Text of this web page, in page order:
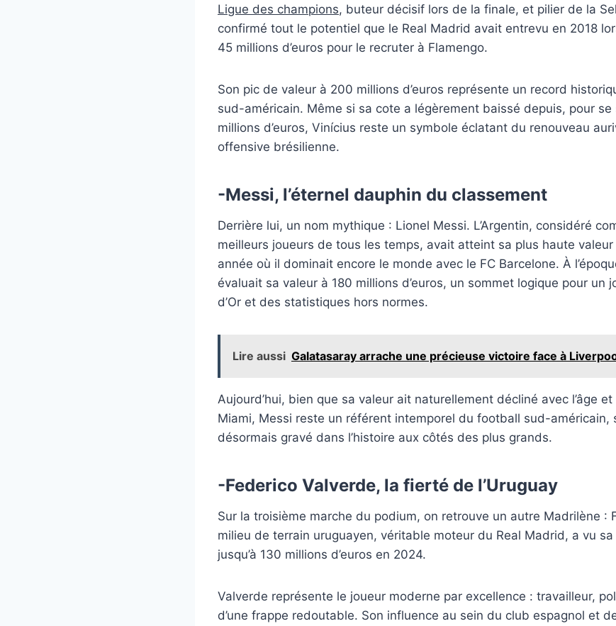
Ligue des champions, buteur décisif lors de la finale, et pilier de la
confirmé tout le potentiel que le Real Madrid avait entrevu en 2018
45 millions d’euros pour le recruter à Flamengo.
Son pic de valeur à 200 millions d’euros représente un record
sud-américain. Même si sa cote a légèrement baissé depuis, pour se
millions d’euros, Vinícius reste un symbole éclatant du renouveau
offensive brésilienne.
-Messi, l’éternel dauphin du classement
Derrière lui, un nom mythique : Lionel Messi. L’Argentin, considéré
meilleurs joueurs de tous les temps, avait atteint sa plus haute
année où il dominait encore le monde avec le FC Barcelone. À
évaluait sa valeur à 180 millions d’euros, un sommet logique pour un
d’Or et des statistiques hors normes.
Lire aussi Galatasaray arrache une précieuse victoire face à
Aujourd’hui, bien que sa valeur ait naturellement décliné avec l’âge
Miami, Messi reste un référent intemporel du football sud-américain,
désormais gravé dans l’histoire aux côtés des plus grands.
-Federico Valverde, la fierté de l’Uruguay
Sur la troisième marche du podium, on retrouve un autre Madrilène :
milieu de terrain uruguayen, véritable moteur du Real Madrid, a vu
jusqu’à 130 millions d’euros en 2024.
Valverde représente le joueur moderne par excellence : travailleur,
d’une frappe redoutable. Son influence au sein du club espagnol et